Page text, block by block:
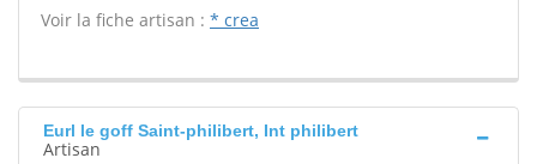
Voir la fiche artisan : * crea
Eurl le goff Saint-philibert, Int philibert
Artisan